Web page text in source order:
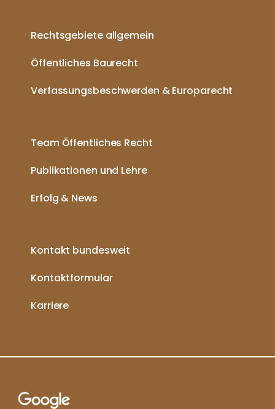
Rechtsgebiete allgemein
Öffentliches Baurecht
Verfassungsbeschwerden & Europarecht
Team Öffentliches Recht
Publikationen und Lehre
Erfolg & News
Kontakt bundesweit
Kontaktformular
Karriere